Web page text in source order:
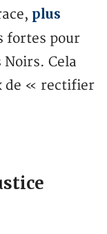
plus
fortes pour
Cela
de « rectifier